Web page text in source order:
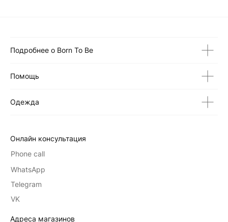
Подробнее о Born To Be
Помощь
Одежда
Онлайн консультация
Адреса магазинов
WhatsApp
Telegram
VK
Phone call